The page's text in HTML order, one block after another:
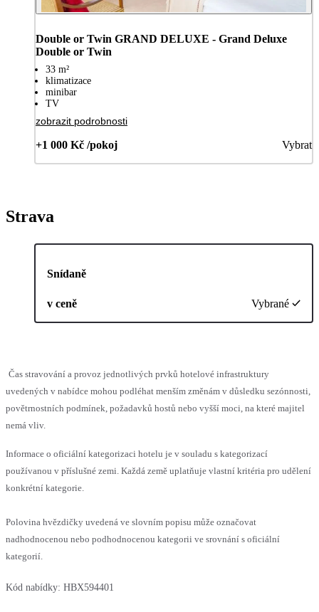
Double or Twin GRAND DELUXE - Grand Deluxe
Double or Twin
33 m²
klimatizace
minibar
TV
zobrazit podrobnosti
+1 000 Kč /pokoj Vybrat
Strava
Snídaně
v ceně Vybrané
Čas stravování a provoz jednotlivých prvků hotelové infrastruktury
uvedených v nabídce mohou podléhat menším změnám v důsledku sezónnosti,
povětrnostních podmínek, požadavků hostů nebo vyšší moci, na které majitel
nemá vliv.
Informace o oficiální kategorizaci hotelu je v souladu s kategorizací
používanou v příslušné zemi. Každá země uplatňuje vlastní kritéria pro udělení
konkrétní kategorie.
Polovina hvězdičky uvedená ve slovním popisu může označovat
nadhodnocenou nebo podhodnocenou kategorii ve srovnání s oficiální
kategorií.
Kód nabídky: HBX594401